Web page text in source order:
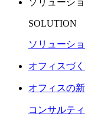
ソリューシ
SOLUTION
ソリューシ
オフィスづ
オフィスの
コンサルテ